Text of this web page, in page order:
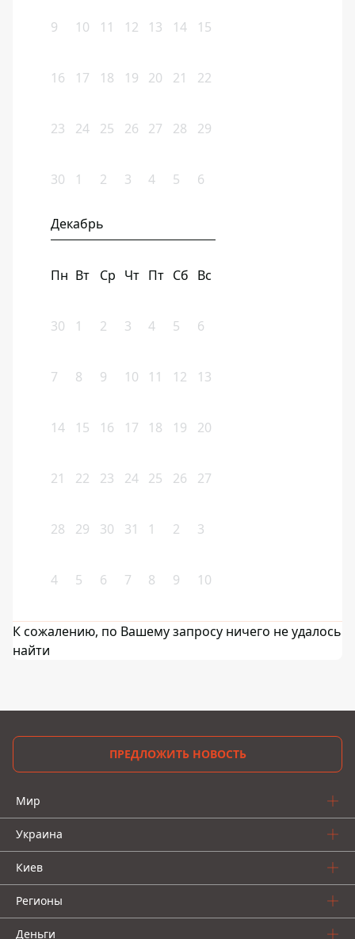
9 10 11 12 13 14 15
16 17 18 19 20 21 22
23 24 25 26 27 28 29
30 1 2 3 4 5 6
Декабрь
Пн Вт Ср Чт Пт Сб Вс
30 1 2 3 4 5 6
7 8 9 10 11 12 13
14 15 16 17 18 19 20
21 22 23 24 25 26 27
28 29 30 31 1 2 3
4 5 6 7 8 9 10
К сожалению, по Вашему запросу ничего не удалось
найти
ПРЕДЛОЖИТЬ НОВОСТЬ
Мир
Украина
Киев
Регионы
Деньги